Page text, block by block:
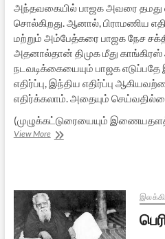
அந்தவகையில் பாஜக அவரை தமது
சொல்கிறது. ஆனால், பிராமணிய
மற்றும் அம்பேத்கரை பாஜக நேச
அதனால்தான் திமுக மீது
நடவடிக்கையையும் பாஜக
எதிர்ப்பு, இந்திய எதிர்ப்பு
எதிர்க்கலாம். அதையும்
(முழுக்கட்டுரையையும்
View Moreமோதி
தர்மக்
கணக்குகள்